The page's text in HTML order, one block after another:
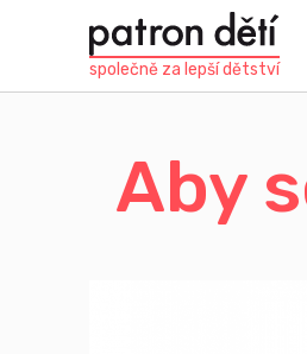
obsahu
společně za lepší dětství
Aby